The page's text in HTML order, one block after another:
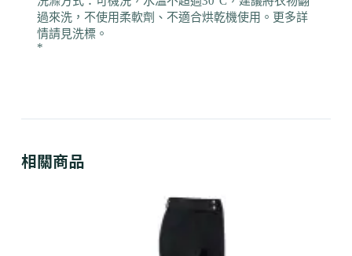
過來洗，不使用柔軟劑、不適合烘乾機使用。更多詳
情請見洗標。
*
相關商品